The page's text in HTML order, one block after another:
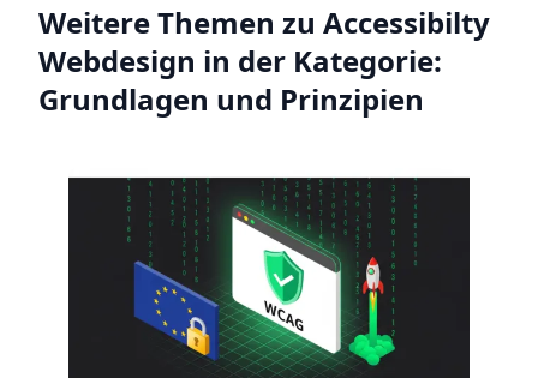
Weitere Themen zu Accessibilty
Webdesign in der Kategorie:
Grundlagen und Prinzipien